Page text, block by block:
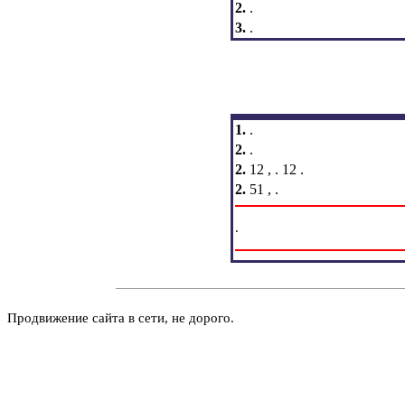
2. .
3. .
1. .
2. .
2. 12 , . 12 .
2. 51 , .
.
Продвижение сайта в сети, не дорого.